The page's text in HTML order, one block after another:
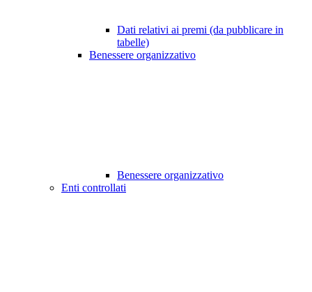
Dati relativi ai premi (da pubblicare in
tabelle)
Benessere organizzativo
Benessere organizzativo
Enti controllati